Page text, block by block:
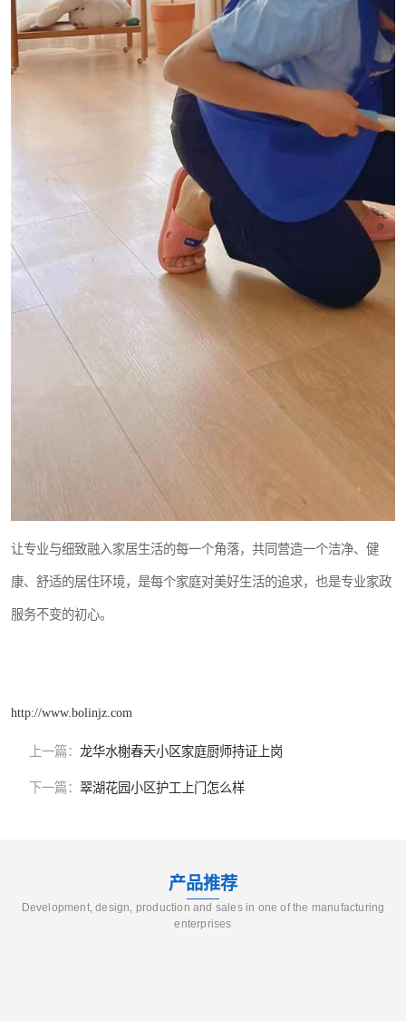
让专业与细致融入家居生活的每一个角落，共同营造一个洁净、健
康、舒适的居住环境，是每个家庭对美好生活的追求，也是专业家政
服务不变的初心。
http://www.bolinjz.com
上一篇： 龙华水榭春天小区家庭厨师持证上岗
下一篇： 翠湖花园小区护工上门怎么样
产品推荐
Development, design, production and sales in one of the manufacturing
enterprises